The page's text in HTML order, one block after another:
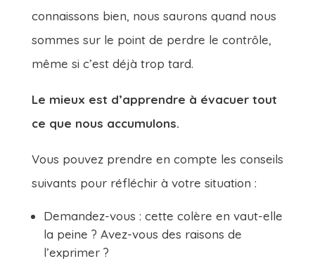
connaissons bien, nous saurons quand nous
sommes sur le point de perdre le contrôle,
même si c’est déjà trop tard.
Le mieux est d’apprendre à évacuer tout
ce que nous accumulons.
Vous pouvez prendre en compte les conseils
suivants pour réfléchir à votre situation :
Demandez-vous : cette colère en vaut-elle
la peine ? Avez-vous des raisons de
l’exprimer ?